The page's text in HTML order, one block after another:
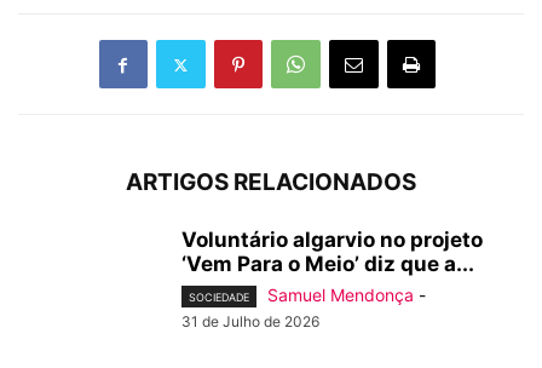
ARTIGOS RELACIONADOS
Voluntário algarvio no projeto
‘Vem Para o Meio’ diz que a...
SOCIEDADE Samuel Mendonça -
31 de Julho de 2026